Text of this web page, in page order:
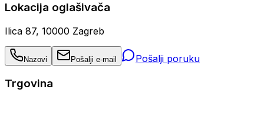
Lokacija oglašivača
Ilica 87, 10000 Zagreb
Nazovi Pošalji e-mail Pošalji poruku
Trgovina